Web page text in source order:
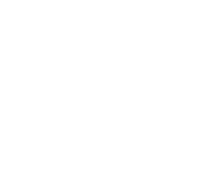
bazény, 1 se skluzavkami, lehátka a slunečníky zdarma.
telefon, TV/sat., minibar, wifi (zdarma), balkon.